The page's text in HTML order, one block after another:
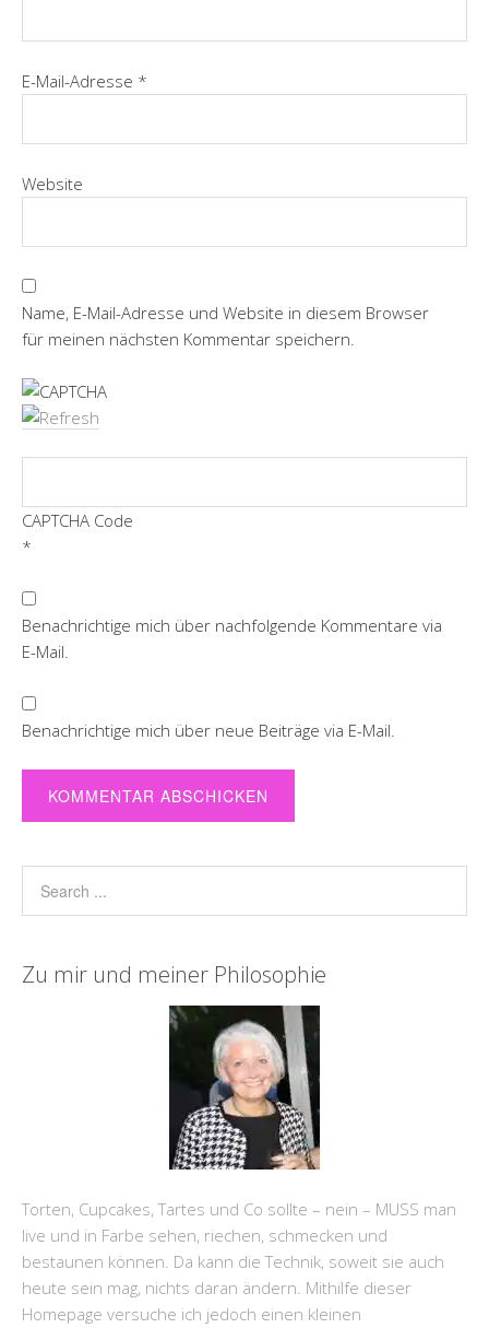
E-Mail-Adresse *
Website
Name, E-Mail-Adresse und Website in diesem Browser
für meinen nächsten Kommentar speichern.
CAPTCHA Code
*
Benachrichtige mich über nachfolgende Kommentare via
E-Mail.
Benachrichtige mich über neue Beiträge via E-Mail.
Zu mir und meiner Philosophie
Torten, Cupcakes, Tartes und Co sollte – nein – MUSS man
live und in Farbe sehen, riechen, schmecken und
bestaunen können. Da kann die Technik, soweit sie auch
heute sein mag, nichts daran ändern. Mithilfe dieser
Homepage versuche ich jedoch einen kleinen